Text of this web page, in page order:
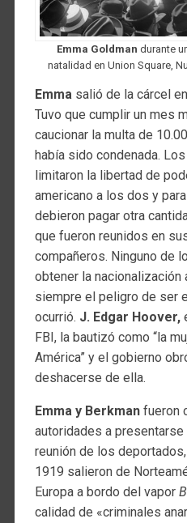
Emma Goldman durante
natalidad en Union Square,
Emmasalió de la cárcel
Tuvo que cumplir un mes
caucionar la multa de
había sido condenada.
limitaron la libertad de
americano a los dos y
debieron pagar otra
que fueron reunidos en
compañeros. Ninguno de
obtener la nacionalización
siempre el peligro de ser
ocurrió. J. Edgar Hoover,
FBI, la bautizó como “la
América” y el gobierno
deshacerse de ella.
Emma y Berkmanfueron
autoridades a
reunión de los
1919 salieron de
Europa a bordo del vapor
calidad de «criminales